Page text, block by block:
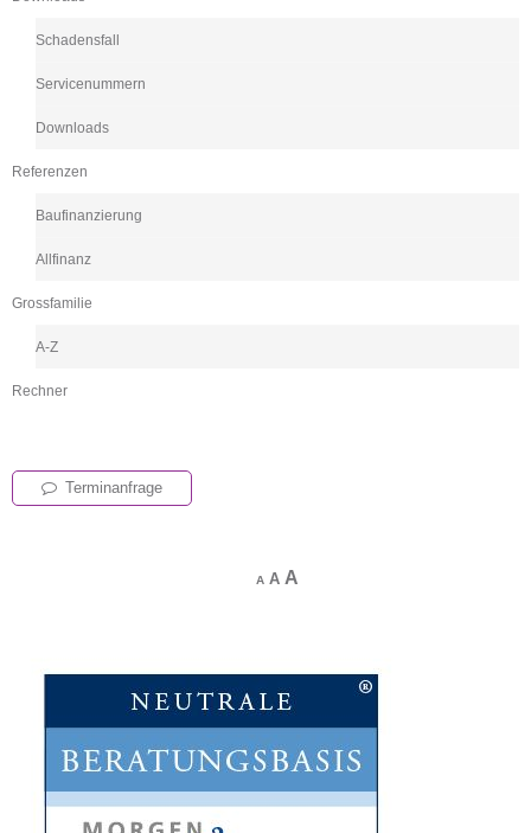
Schadensfall
Servicenummern
Downloads
Referenzen
Baufinanzierung
Allfinanz
Grossfamilie
A-Z
Rechner
Terminanfrage
A A A